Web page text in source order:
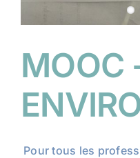
MOOC
Pour tous les